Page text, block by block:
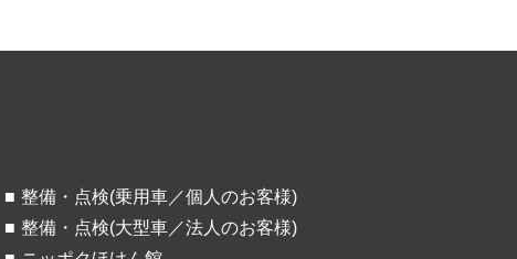
整備・点検(乗用車／個人のお客様)
整備・点検(大型車／法人のお客様)